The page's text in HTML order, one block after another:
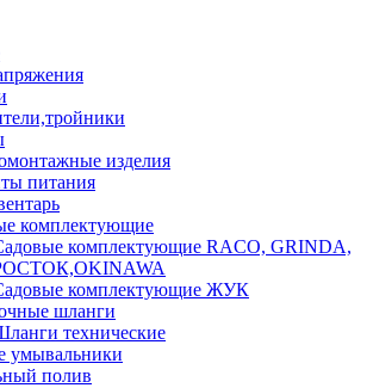
изделия
питания
комплектующие
комплектующие RACO, GRINDA,
комплектующие ЖУК
шланги
технические
умывальники
полив